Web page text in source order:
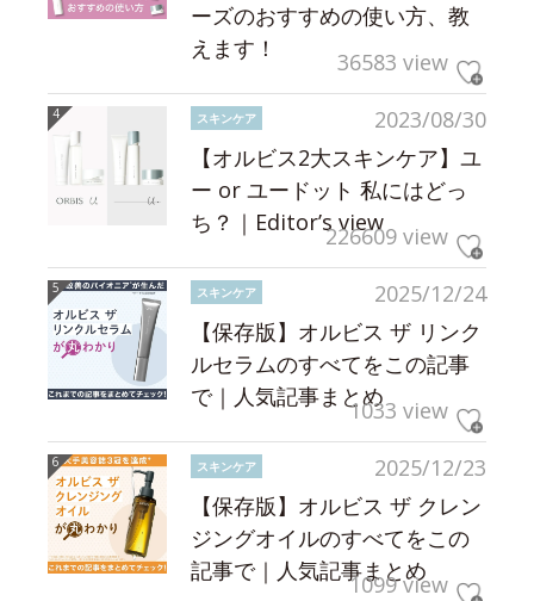
ーズのおすすめの使い方、教
えます！
36583 view
2023/08/30
スキンケア
【オルビス2大スキンケア】ユ
ー or ユードット 私にはどっ
ち？｜Editor’s view226609 view
2025/12/24
スキンケア
【保存版】オルビス ザ リンク
ルセラムのすべてをこの記事
で｜人気記事まとめ1033 view
2025/12/23
スキンケア
【保存版】オルビス ザ クレン
ジングオイルのすべてをこの
記事で｜人気記事まとめ
1099 view